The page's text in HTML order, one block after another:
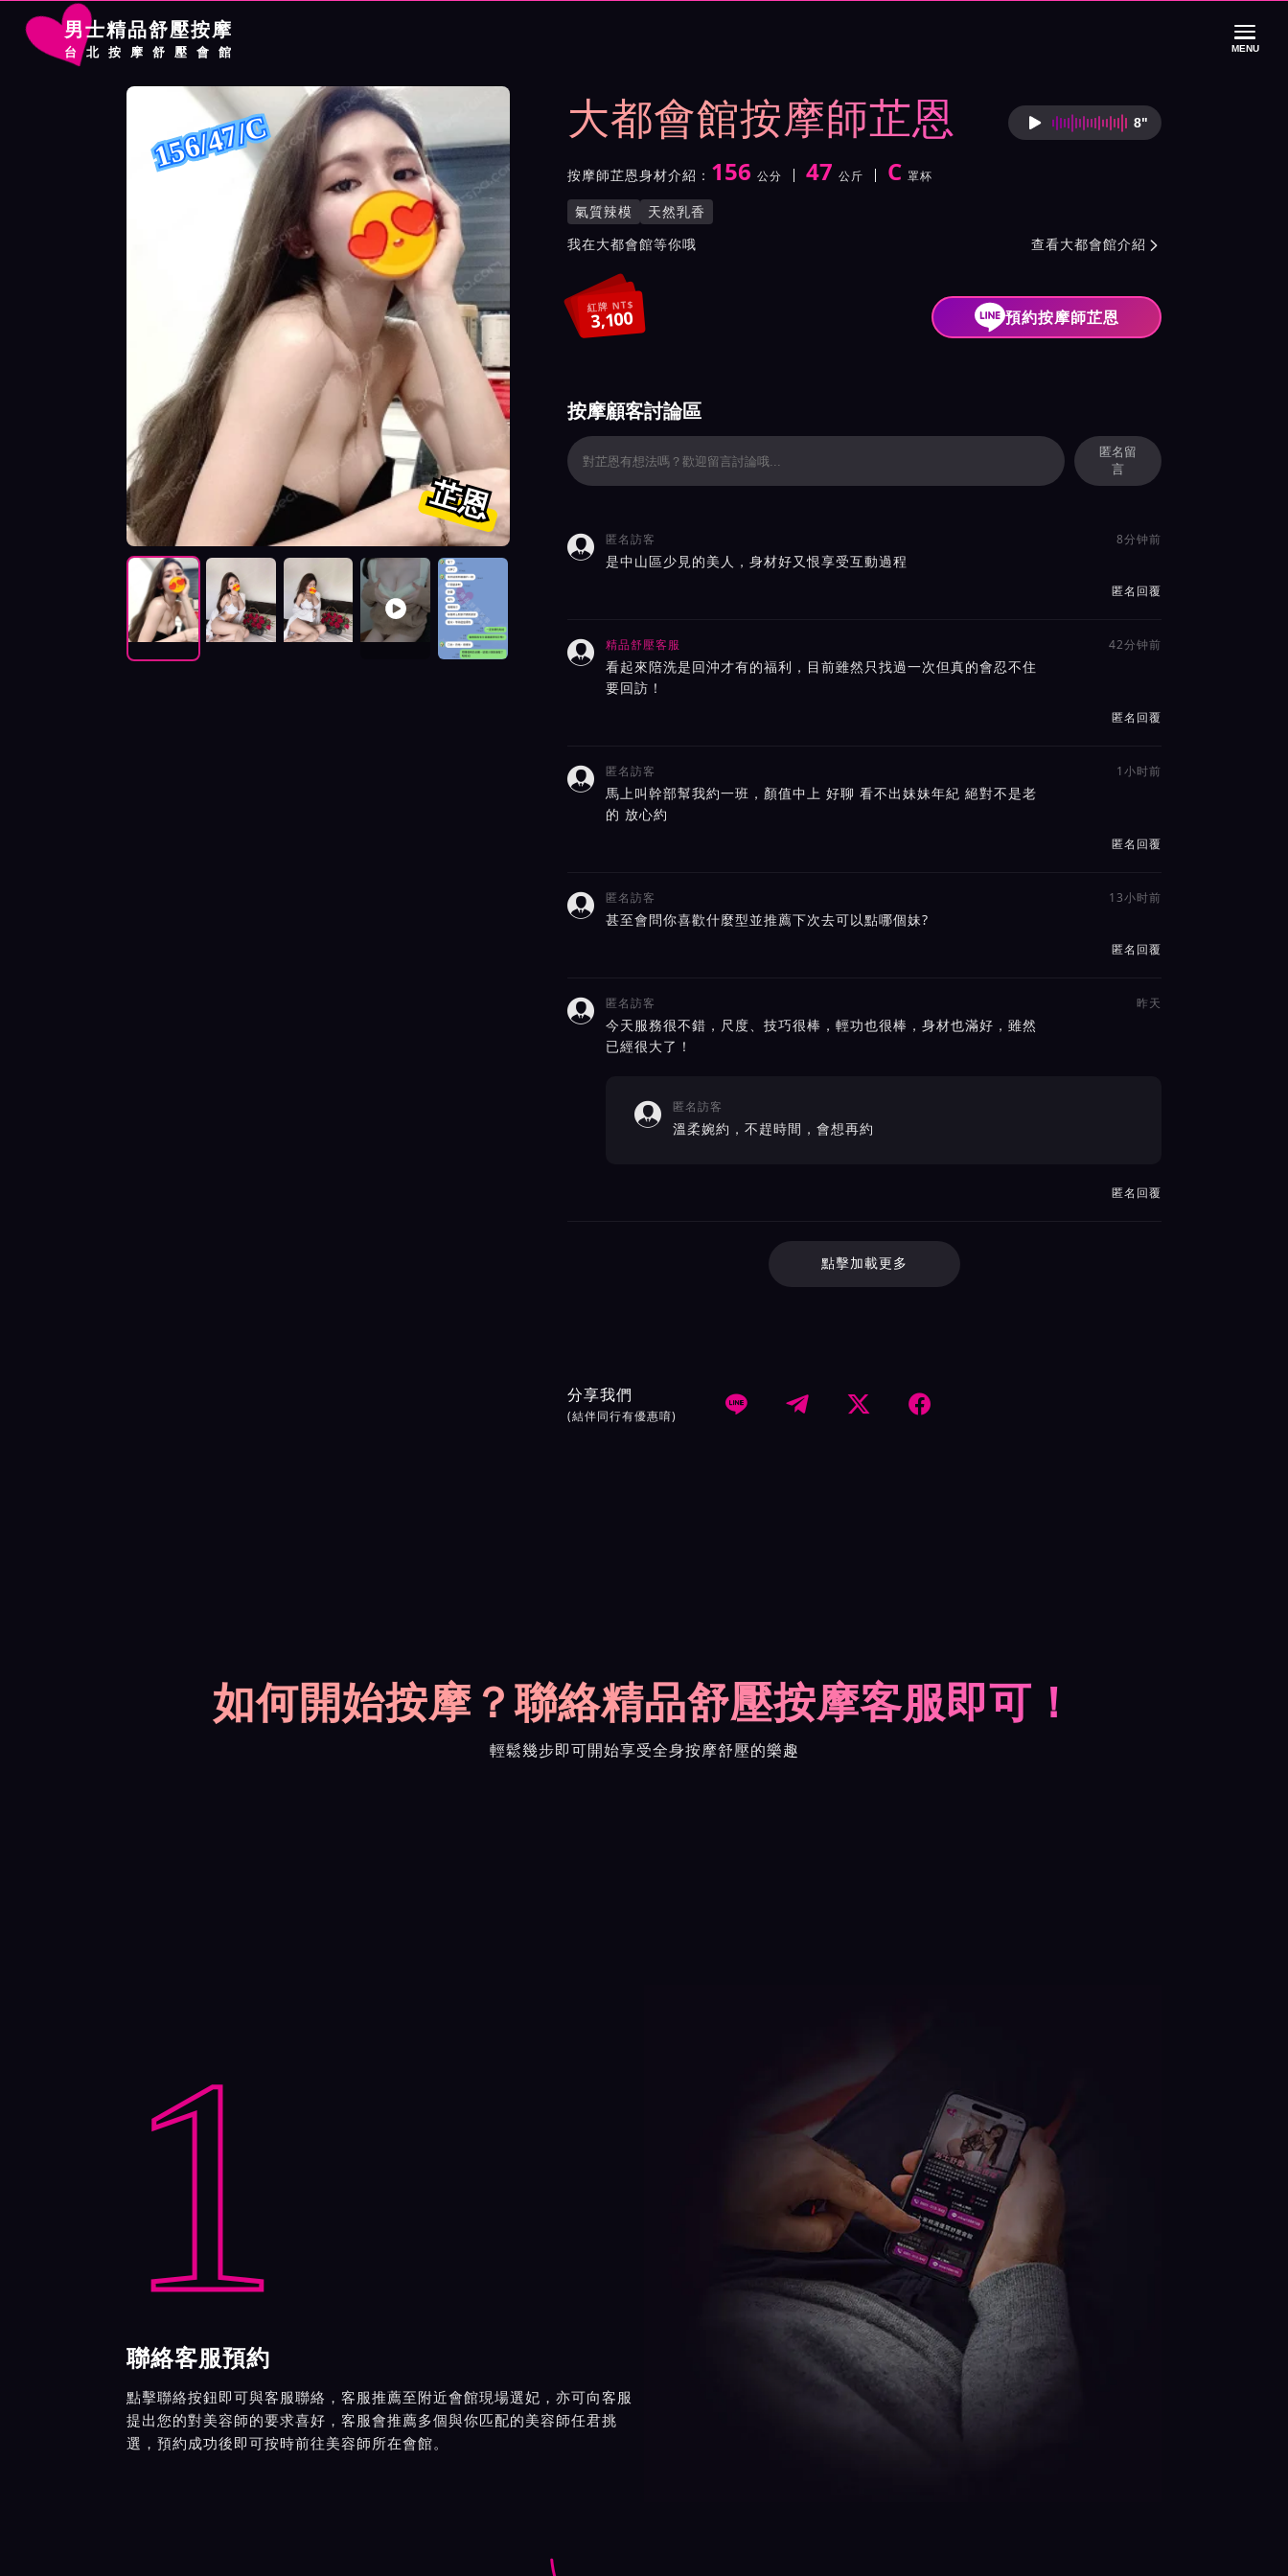
男士精品舒壓按摩
台北按摩舒壓會館 MENU
大都會館按摩師芷恩詳細介紹
大都會館按摩師芷恩 按摩師芷恩語音介
8"
按摩師芷恩身材介紹： 身高
156 公分
體重 47 公斤
罩杯 C 罩杯
按摩師芷恩服務風格與特色
氣質辣模 天然乳香
按摩師芷恩所屬按摩會館介紹與班表
我在大都會館等你哦 查看大都會館介紹 
紅牌 NT$
3,100 預約按摩師芷恩
大都會館按摩師芷恩照片展示與影片介紹及客戶評價截屏
芷恩
156/47/C
按摩師芷恩照片展示與影片介紹及客戶評價截屏展示
按摩顧客討論區
匿名留
言
 匿名訪客 8分钟前
是中山區少見的美人，身材好又恨享受互動過程
匿名回覆
 精品舒壓客服 42分钟前
看起來陪洗是回沖才有的福利，目前雖然只找過一次但真的會忍不住
要回訪！
匿名回覆
 匿名訪客 1小时前
馬上叫幹部幫我約一班，顏值中上 好聊 看不出妹妹年紀 絕對不是老
的 放心約
匿名回覆
 匿名訪客 13小时前
甚至會問你喜歡什麼型並推薦下次去可以點哪個妹?
匿名回覆
 匿名訪客 昨天
今天服務很不錯，尺度、技巧很棒，輕功也很棒，身材也滿好，雖然
已經很大了！
 匿名訪客
溫柔婉約，不趕時間，會想再約
匿名回覆
點擊加載更多
分享我們
(結伴同行有優惠唷)
   
如何開始按摩？聯絡精品舒壓按摩客服即可！
輕鬆幾步即可開始享受全身按摩舒壓的樂趣
1
聯絡客服預約
點擊聯絡按鈕即可與客服聯絡，客服推薦至附近會館現場選妃，亦可向客服
提出您的對美容師的要求喜好，客服會推薦多個與你匹配的美容師任君挑
選，預約成功後即可按時前往美容師所在會館。